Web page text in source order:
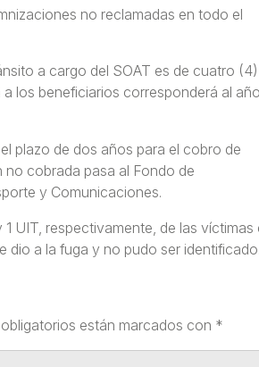
no reclamadas en todo el
a cargo del SOAT es de cuatro (4)
los beneficiarios corresponderá al
plazo de dos años para el cobro de
cobrada pasa al Fondo de
y Comunicaciones.
UIT, respectivamente, de las víctimas
dio a la fuga y no pudo ser
están marcados con *